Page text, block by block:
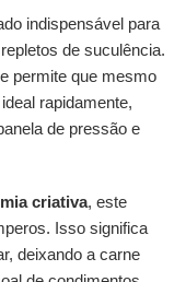
indispensável para
de suculência.
permite que mesmo
rapidamente,
de pressão e
criativa, este
Isso significa
deixando a carne